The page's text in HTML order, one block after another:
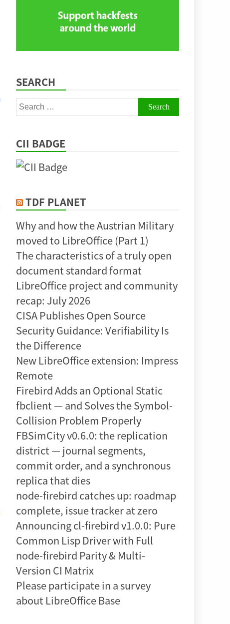
SEARCH
Search
for:
CII BADGE
TDF PLANET
Why and how the Austrian Military
moved to LibreOffice (Part 1)
The characteristics of a truly open
document standard format
LibreOffice project and community
recap: July 2026
CISA Publishes Open Source
Security Guidance: Verifiability Is
the Difference
New LibreOffice extension: Impress
Remote
Firebird Adds an Optional Static
fbclient — and Solves the Symbol-
Collision Problem Properly
FBSimCity v0.6.0: the replication
district — journal segments,
commit order, and a synchronous
replica that dies
node-firebird catches up: roadmap
complete, issue tracker at zero
Announcing cl-firebird v1.0.0: Pure
Common Lisp Driver with Full
node-firebird Parity & Multi-
Version CI Matrix
Please participate in a survey
about LibreOffice Base